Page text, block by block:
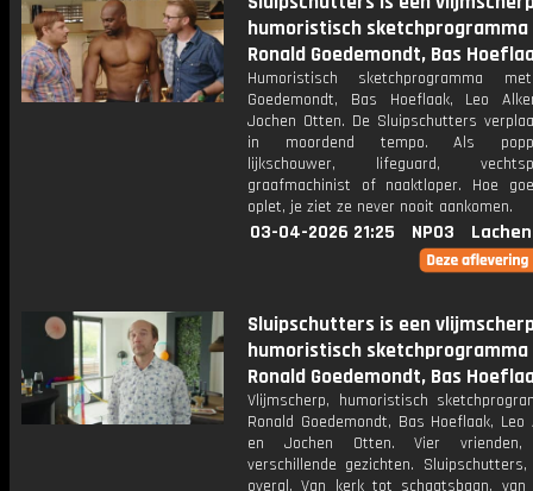
humoristisch
Ronald Goedemondt, Bas
Humoristisch sketchprogramma
Goedemondt, Bas Hoeflaak, Leo
Jochen Otten. De Sluipschutters
in moordend tempo. Als
lijkschouwer, lifeguard,
graafmachinist of naaktloper. Hoe
oplet, je ziet ze never nooit aankomen.
03-04-2026 21:25 NPO3
Sluipschutters is een
humoristisch
Ronald Goedemondt, Bas
Vlijmscherp, humoristisch
Ronald Goedemondt, Bas Hoeflaak, Leo
en Jochen Otten. Vier vrienden,
verschillende gezichten.
overal. Van kerk tot schaatsbaan, van